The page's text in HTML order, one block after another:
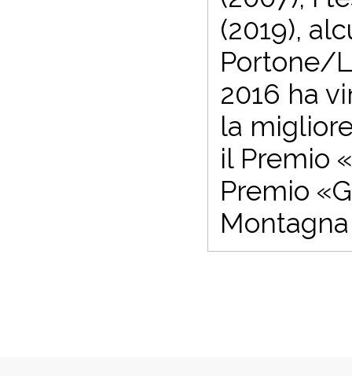
(2019),
Portone/
2016 ha
la
il Premio
Premio